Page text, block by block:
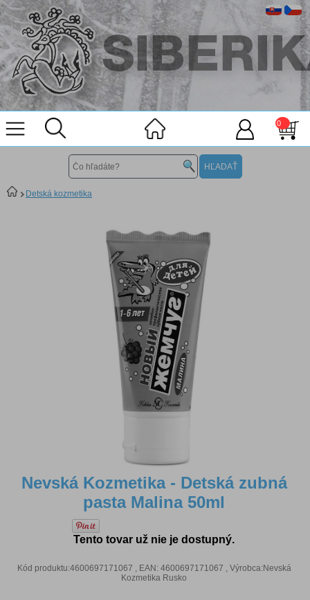
0
Detská kozmetika
Nevská Kozmetika - Detská zubná
pasta Malina 50ml
Tento tovar už nie je dostupný.
Kód produktu:4600697171067 , EAN: 4600697171067 , Výrobca:Nevská
Kozmetika Rusko